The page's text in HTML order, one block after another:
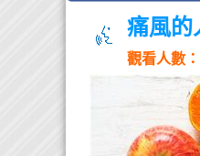
痛風的
觀看人數